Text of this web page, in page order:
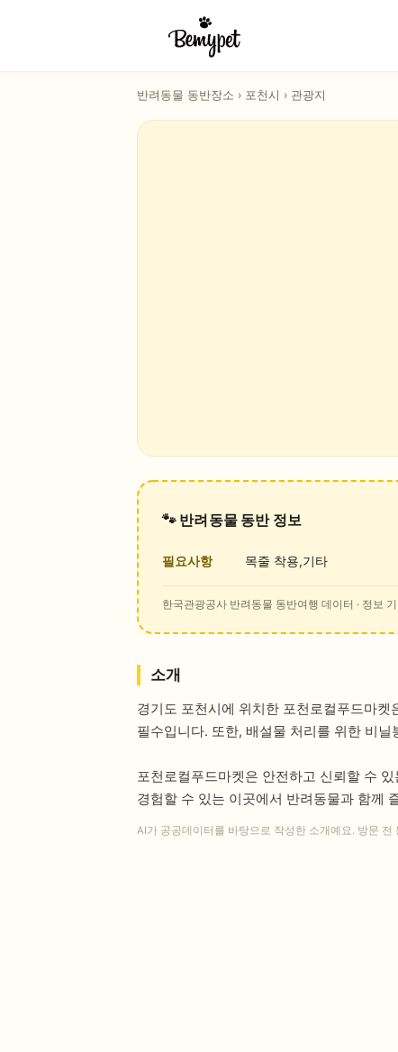
반려동물 동반장소 › 포천시 › 관광지
🐾 반려동물 동반 정보
필요사항 목줄 착용,기타
한국관광공사 반려동물 동반여행 데이터 · 정보
소개
경기도 포천시에 위치한 포천로컬푸드마
필수입니다. 또한, 배설물 처리를 위한 비
포천로컬푸드마켓은 안전하고 신뢰할 수
경험할 수 있는 이곳에서 반려동물과 함께
AI가 공공데이터를 바탕으로 작성한 소개예요. 방문 전